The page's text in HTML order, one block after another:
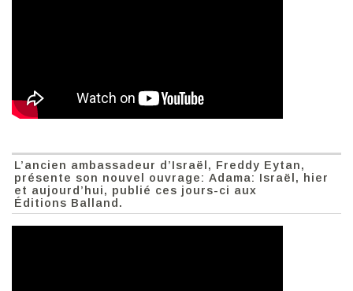
L’ancien ambassadeur d’Israël, Freddy Eytan,
présente son nouvel ouvrage: Adama: Israël, hier
et aujourd’hui, publié ces jours-ci aux
Éditions Balland.